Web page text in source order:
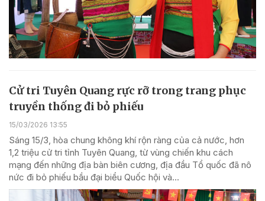
Cử tri Tuyên Quang rực rỡ trong trang phục
truyền thống đi bỏ phiếu
15/03/2026 13:55
Sáng 15/3, hòa chung không khí rộn ràng của cả nước, hơn
1,2 triệu cử tri tỉnh Tuyên Quang, từ vùng chiến khu cách
mạng đến những địa bàn biên cương, địa đầu Tổ quốc đã nô
nức đi bỏ phiếu bầu đại biểu Quốc hội và...